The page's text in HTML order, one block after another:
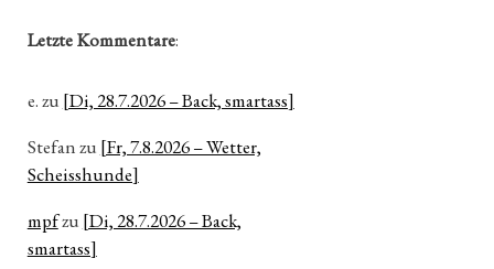
Letzte Kommentare:
e.zu [Di, 28.7.2026 – Back, smartass]
Stefanzu [Fr, 7.8.2026 – Wetter,
Scheisshunde]
mpfzu [Di, 28.7.2026 – Back,
smartass]